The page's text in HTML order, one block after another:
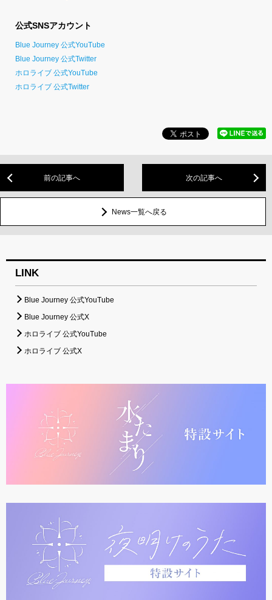
公式SNSアカウント
Blue Journey 公式YouTube
Blue Journey 公式Twitter
ホロライブ 公式YouTube
ホロライブ 公式Twitter
前の記事へ 次の記事へ
News一覧へ戻る
LINK
Blue Journey 公式YouTube
Blue Journey 公式X
ホロライブ 公式YouTube
ホロライブ 公式X